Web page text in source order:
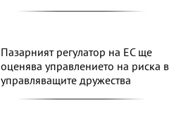
Пазарният регулатор на ЕС ще
оценява управлението на риска в
управляващите дружества